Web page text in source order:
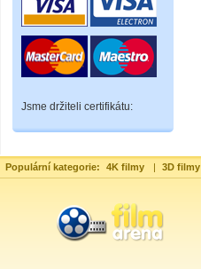
Jsme držiteli certifikátu:
Populární kategorie: 4K filmy | 3D filmy